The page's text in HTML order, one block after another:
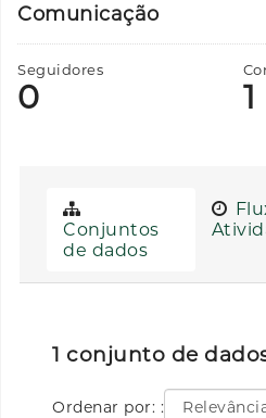
Comunicação
Seguidores
0 1
Conjuntos
de dados
1 conjunto de
Ordenar por: